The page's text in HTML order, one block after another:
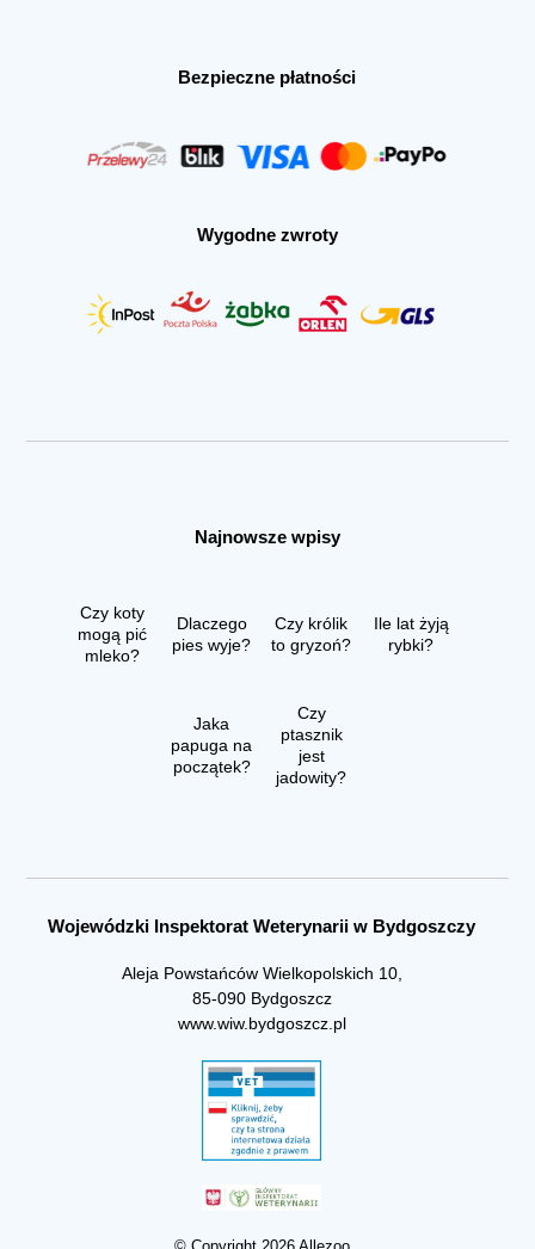
Bezpieczne płatności
Wygodne zwroty
Najnowsze wpisy
Czy koty
mogą pić
mleko?
Dlaczego
pies wyje?
Czy królik
to gryzoń?
Ile lat żyją
rybki?
Jaka
papuga na
początek?
Czy
ptasznik
jest
jadowity?
Wojewódzki Inspektorat Weterynarii w Bydgoszczy
Aleja Powstańców Wielkopolskich 10,
85-090 Bydgoszcz
www.wiw.bydgoszcz.pl